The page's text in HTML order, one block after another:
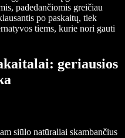
padedančiomis greičiau
po paskaitų, tiek
tiems, kurie nori gauti
geriausios
siūlo natūraliai skambančius